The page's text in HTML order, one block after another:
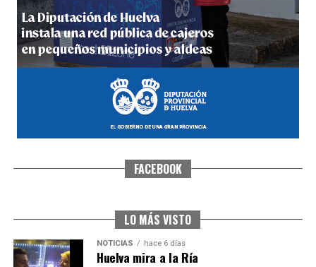
5º DÍA DE LAS FIESTAS COLOMBINAS 2026
hace 6 días·Huelvatv
CUARTA CORRIDA DE LAS FIESTAS COLOMBINAS
FACEBOOK
LO MÁS VISTO
NOTICIAS hace 6 días
Huelva mira a la Ría